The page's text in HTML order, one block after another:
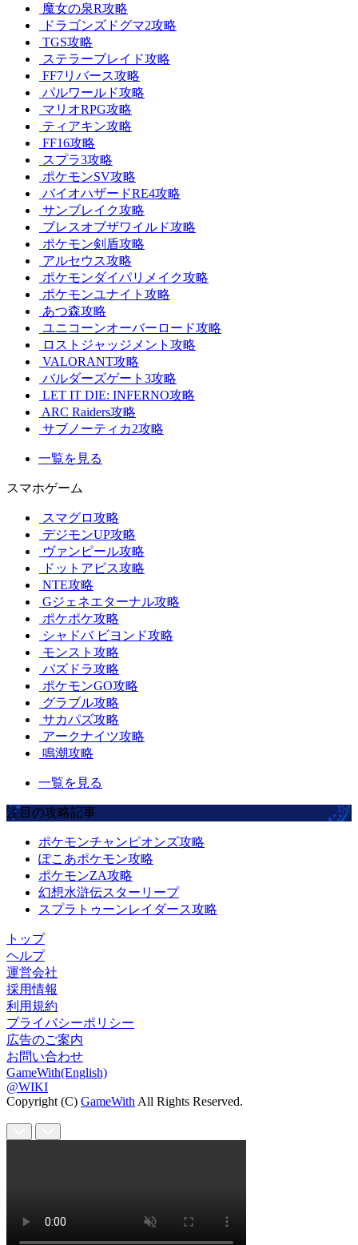
魔女の泉R攻略
ドラゴンズドグマ2攻略
TGS攻略
ステラーブレイド攻略
FF7リバース攻略
パルワールド攻略
マリオRPG攻略
ティアキン攻略
FF16攻略
スプラ3攻略
ポケモンSV攻略
バイオハザードRE4攻略
サンブレイク攻略
ブレスオブザワイルド攻略
ポケモン剣盾攻略
アルセウス攻略
ポケモンダイパリメイク攻略
ポケモンユナイト攻略
あつ森攻略
ユニコーンオーバーロード攻略
ロストジャッジメント攻略
VALORANT攻略
バルダーズゲート3攻略
LET IT DIE: INFERNO攻略
ARC Raiders攻略
サブノーティカ2攻略
一覧を見る
スマホゲーム
スマグロ攻略
デジモンUP攻略
ヴァンピール攻略
ドットアビス攻略
NTE攻略
Gジェネエターナル攻略
ポケポケ攻略
シャドバ ビヨンド攻略
モンスト攻略
パズドラ攻略
ポケモンGO攻略
グラブル攻略
サカパズ攻略
アークナイツ攻略
鳴潮攻略
一覧を見る
注目の攻略記事
ポケモンチャンピオンズ攻略
ぽこあポケモン攻略
ポケモンZA攻略
幻想水滸伝スターリープ
スプラトゥーンレイダース攻略
トップ
ヘルプ
運営会社
採用情報
利用規約
プライバシーポリシー
広告のご案内
お問い合わせ
GameWith(English)
@WIKI
Copyright (C) GameWith All Rights Reserved.